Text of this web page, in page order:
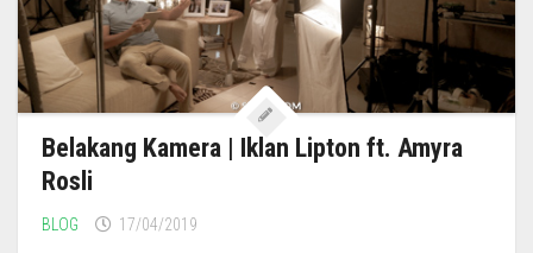
Belakang Kamera | Iklan Lipton ft. Amyra
Rosli
BLOG 17/04/2019